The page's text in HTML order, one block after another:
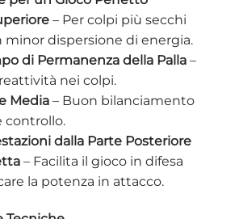
– Per colpi più secchi
minor dispersione di energia.
di Permanenza della Palla–
nei colpi.
Media– Buon bilanciamento
controllo.
dalla Parte Posteriore
– Facilita il gioco in difesa
la potenza in attacco.